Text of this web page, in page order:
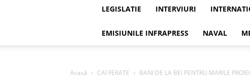
LEGISLATIE INTERVIURI
EMISIUNILE INFRAPRESS NAVAL
Acasă CAI FERATE BANI DE LA BEI PENTRU MARILE